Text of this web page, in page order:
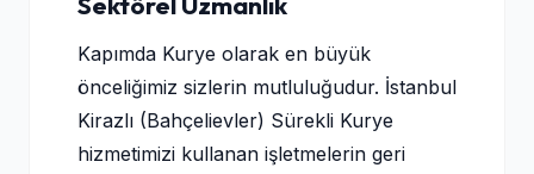
Kapımda Kurye olarak en büyük
önceliğimiz sizlerin mutluluğudur. İstanbul
Kirazlı (Bahçelievler) Sürekli Kurye
hizmetimizi kullanan işletmelerin geri